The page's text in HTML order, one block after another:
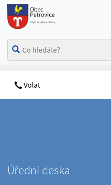
Volat
Úřední deska